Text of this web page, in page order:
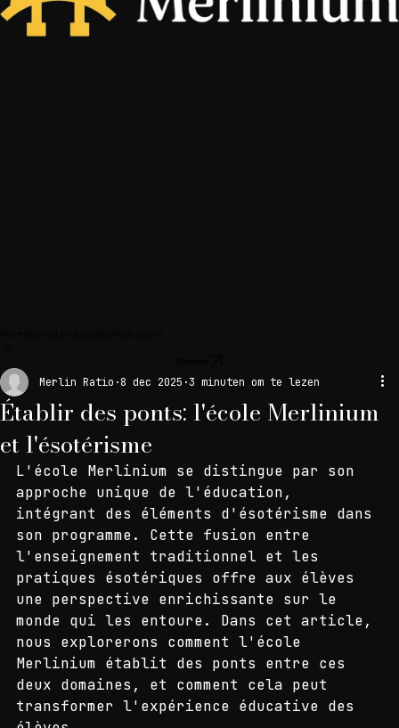
Établir des ponts: l'école Merlinium
et l'ésotérisme
Merlin Ratio 8 dec 2025 3 minuten om te lezen
L'école Merlinium se distingue par son
approche unique de l'éducation,
intégrant des éléments d'ésotérisme dans
son programme. Cette fusion entre
l'enseignement traditionnel et les
pratiques ésotériques offre aux élèves
une perspective enrichissante sur le
monde qui les entoure. Dans cet article,
nous explorerons comment l'école
Merlinium établit des ponts entre ces
deux domaines, et comment cela peut